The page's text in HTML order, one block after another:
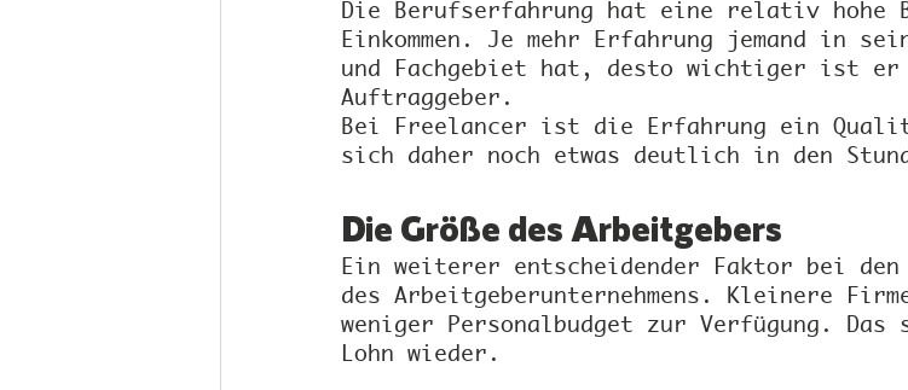
Die Berufserfahrung hat eine relativ hohe
Einkommen. Je mehr Erfahrung jemand in
und Fachgebiet hat, desto wichtiger ist
Auftraggeber.
Bei Freelancer ist die Erfahrung ein
sich daher noch etwas deutlich in den
Die Größe des Arbeitgebers
Ein weiterer entscheidender Faktor bei
des Arbeitgeberunternehmens. Kleinere
weniger Personalbudget zur Verfügung.
Lohn wieder.